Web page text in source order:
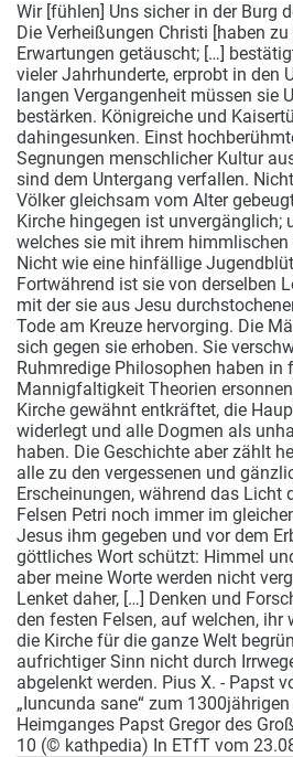
Wir [fühlen] Uns sicher in der Burg
Die Verheißungen Christi [haben
Erwartungen getäuscht; […]
vieler Jahrhunderte, erprobt in den
langen Vergangenheit müssen sie
bestärken. Königreiche und
dahingesunken. Einst
Segnungen menschlicher Kultur
sind dem Untergang verfallen.
Völker gleichsam vom Alter
Kirche hingegen ist unvergänglich;
welches sie mit ihrem
Nicht wie eine hinfällige
Fortwährend ist sie von derselben
mit der sie aus Jesu
Tode am Kreuze hervorging. Die
sich gegen sie erhoben. Sie
Ruhmredige Philosophen haben in
Mannigfaltigkeit Theorien
Kirche gewähnt entkräftet, die
widerlegt und alle Dogmen als
haben. Die Geschichte aber zählt
alle zu den vergessenen und
Erscheinungen, während das Licht
Felsen Petri noch immer im
Jesus ihm gegeben und vor dem
göttliches Wort schützt: Himmel
aber meine Worte werden nicht
Lenket daher, […] Denken und
den festen Felsen, auf welchen, ihr
die Kirche für die ganze Welt
aufrichtiger Sinn nicht durch
abgelenkt werden. Pius X. - Papst
„Iuncunda sane“ zum
Heimganges Papst Gregor des
10 (© kathpedia) In ETfT vom